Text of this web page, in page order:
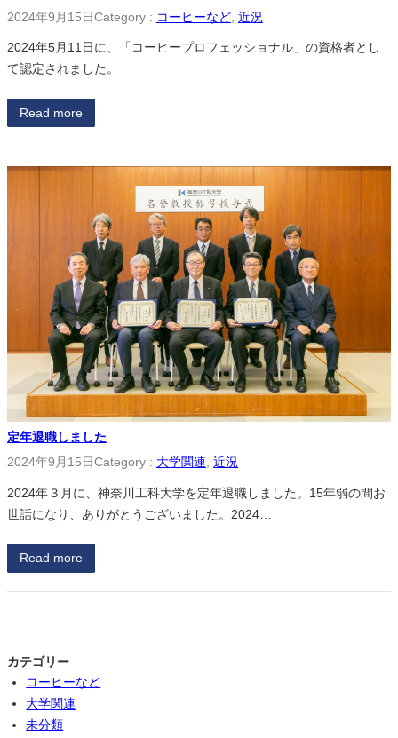
2024年9月15日Category : コーヒーなど 近況
2024年5月11日に、「コーヒープロフェッショナル」の資格者とし
て認定されました。
Read more
定年退職しました
2024年9月15日Category : 大学関連 近況
2024年３月に、神奈川工科大学を定年退職しました。15年弱の間お
世話になり、ありがとうございました。2024…
Read more
カテゴリー
コーヒーなど
大学関連
未分類